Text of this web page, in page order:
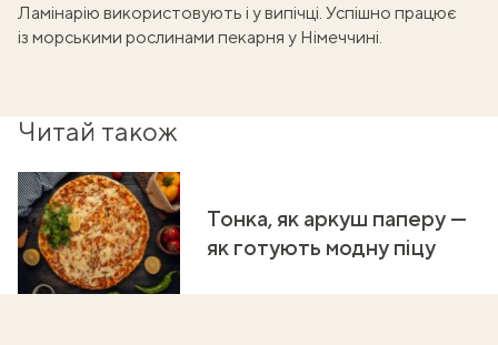
Ламінарію використовують і у випічці. Успішно працює
із морськими рослинами пекарня у Німеччині.
Читай також
Тонка, як аркуш паперу —
як готують модну піцу